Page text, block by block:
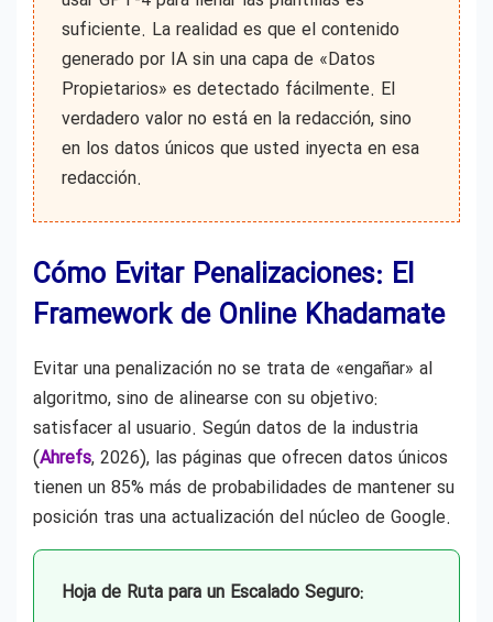
suficiente. La realidad es que el contenido
generado por IA sin una capa de «Datos
Propietarios» es detectado fácilmente. El
verdadero valor no está en la redacción, sino
en los datos únicos que usted inyecta en esa
redacción.
Cómo Evitar Penalizaciones: El
Framework de Online Khadamate
Evitar una penalización no se trata de «engañar» al
algoritmo, sino de alinearse con su objetivo:
satisfacer al usuario. Según datos de la industria
(Ahrefs, 2026), las páginas que ofrecen datos únicos
tienen un 85% más de probabilidades de mantener su
posición tras una actualización del núcleo de Google.
Hoja de Ruta para un Escalado Seguro: